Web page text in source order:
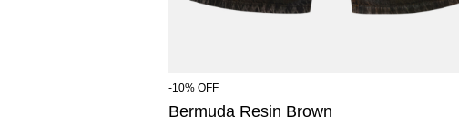
-10%OFF
Bermuda Resin Brown